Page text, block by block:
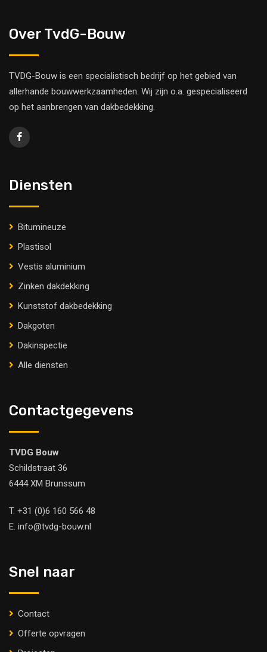
Over TvdG-Bouw
TVDG-Bouw is een specialistisch bedrijf op het gebied van
allerhande bouwwerkzaamheden. Wij zijn o.a. gespecialiseerd
op het aanbrengen van dakbedekking.
Diensten
Bitumineuze
Plastisol
Vestis aluminium
Zinken dakdekking
Kunststof dakbedekking
Dakgoten
Dakinspectie
Alle diensten
Contactgegevens
TVDG Bouw
Schildstraat 36
6444 XM Brunssum
T. +31 (0)6 160 566 48
E. info@tvdg-bouw.nl
Snel naar
Contact
Offerte opvragen